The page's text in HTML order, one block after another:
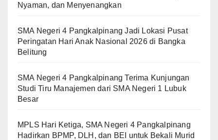
Nyaman, dan Menyenangkan
SMA Negeri 4 Pangkalpinang Jadi Lokasi Pusat
Peringatan Hari Anak Nasional 2026 di Bangka
Belitung
SMA Negeri 4 Pangkalpinang Terima Kunjungan
Studi Tiru Manajemen dari SMA Negeri 1 Lubuk
Besar
MPLS Hari Ketiga, SMA Negeri 4 Pangkalpinang
Hadirkan BPMP, DLH, dan BEI untuk Bekali Murid